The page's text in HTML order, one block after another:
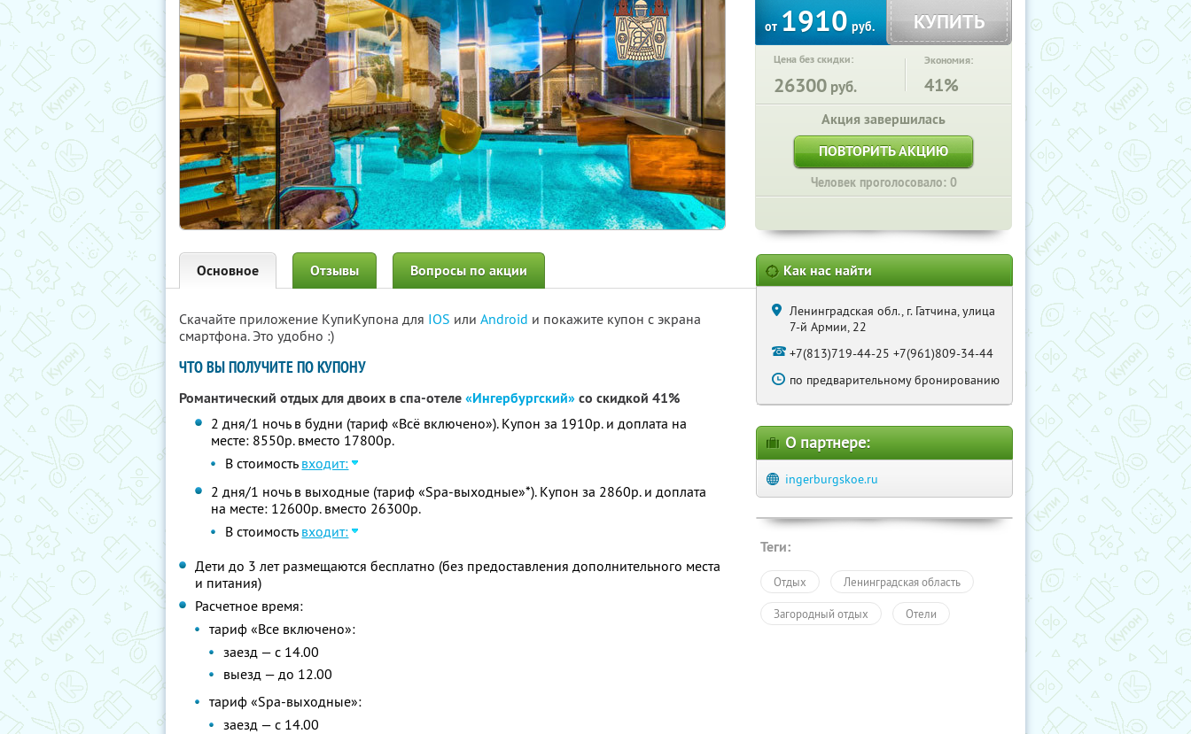
от 1910 руб. КУПИТЬ
Цена без скидки:
26300 руб.
Экономия:
41%
Акция завершилась
ПОВТОРИТЬ АКЦИЮ
Человек проголосовало: 0
Основное Отзывы Вопросы по акции
Скачайте приложение КупиКупона для IOS или Android и покажите купон с экрана
смартфона. Это удобно :)
ЧТО ВЫ ПОЛУЧИТЕ ПО КУПОНУ
Романтический отдых для двоих в спа-отеле«Ингербургский»со скидкой 41%
2 дня/1 ночь в будни (тариф «Всё включено»). Купон за 1910р. и доплата на
месте: 8550р. вместо 17800р.
В стоимость входит:
2 дня/1 ночь в выходные (тариф «Spa-выходные»*). Купон за 2860р. и доплата
на месте: 12600р. вместо 26300р.
В стоимость входит:
Дети до 3 лет размещаются бесплатно (без предоставления дополнительного места
и питания)
Расчетное время:
тариф «Все включено»:
заезд — с 14.00
выезд — до 12.00
тариф «Spa-выходные»:
заезд — с 14.00
Как нас найти
Ленинградская обл., г. Гатчина, улица
7-й Армии, 22
+7(813)719-44-25 +7(961)809-34-44
по предварительному бронированию
О партнере:
ingerburgskoe.ru
Теги:
Отдых Ленинградская область
Загородный отдых Отели